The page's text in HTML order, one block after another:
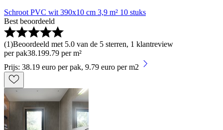
Schroot PVC wit 390x10 cm 3,9 m² 10 stuks
Best beoordeeld
(1)Beoordeeld met 5.0 van de 5 sterren, 1 klantreview
per pak38.199.79 per m²
Prijs: 38.19 euro per pak, 9.79 euro per m2